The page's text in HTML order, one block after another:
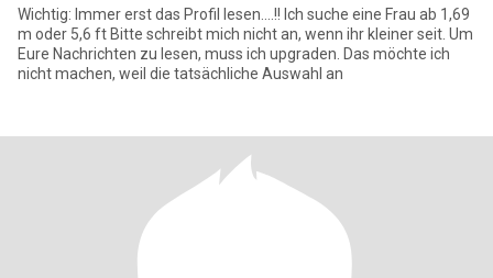
Wichtig: Immer erst das Profil lesen....!! Ich suche eine Frau ab 1,69
m oder 5,6 ft Bitte schreibt mich nicht an, wenn ihr kleiner seit. Um
Eure Nachrichten zu lesen, muss ich upgraden. Das möchte ich
nicht machen, weil die tatsächliche Auswahl an